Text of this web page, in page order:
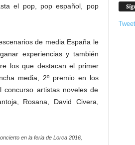
el pop, pop español, pop
de media España le
experiencias y también
los que destacan el primer
media, 2º premio en los
artistas noveles de
Rosana, David Civera,
en la feria de Lorca 2016,